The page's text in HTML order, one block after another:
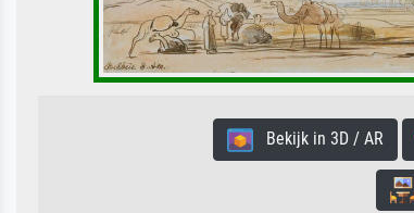
Bekijk in 3D / AR